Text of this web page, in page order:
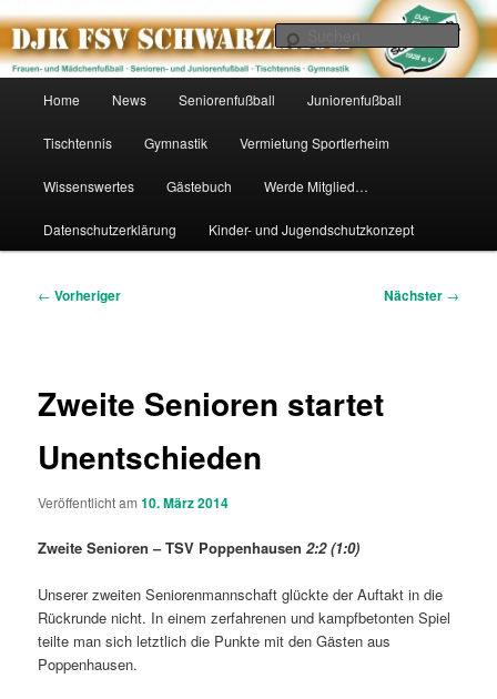
Zum
primären
Inhalt
springenDJK FSV Schwarzbach 1928 e.V.
Home News Seniorenfußball Juniorenfußball
Tischtennis Gymnastik Vermietung Sportlerheim
Wissenswertes Gästebuch Werde Mitglied…
Datenschutzerklärung Kinder- und Jugendschutzkonzept
Beitragsnavigation
← Vorheriger Nächster →
Zweite Senioren startet
Unentschieden
Veröffentlicht am10. März 2014
Zweite Senioren – TSV Poppenhausen2:2 (1:0)
Unserer zweiten Seniorenmannschaft glückte der Auftakt in die
Rückrunde nicht. In einem zerfahrenen und kampfbetonten Spiel
teilte man sich letztlich die Punkte mit den Gästen aus
Poppenhausen.